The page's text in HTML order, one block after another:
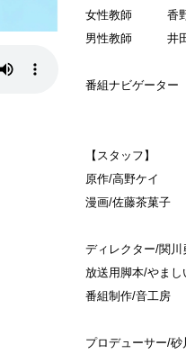
女性教師 香野
男性教師 井田
番組ナビゲータ
【スタッフ】
原作/高野ケイ
漫画/佐藤茶菓子
ディレクター/関川
放送用脚本/やまし
番組制作/音工房
プロデューサー/砂